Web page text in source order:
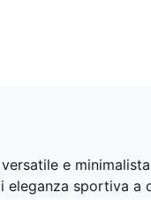
e
eleganza sportiva a